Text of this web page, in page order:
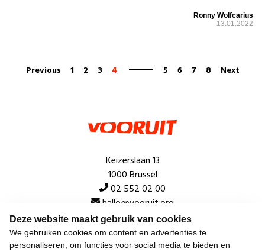
Deze website maakt gebruik van cookies
We gebruiken cookies om content en advertenties te
personaliseren, om functies voor social media te bieden en
Ronny Wolfcarius
13.01.2022
Previous 1 2 3 4 5 6 7 8 Next
Keizerslaan 13
1000 Brussel
02 552 02 00
hallo@vooruit.org
Snel